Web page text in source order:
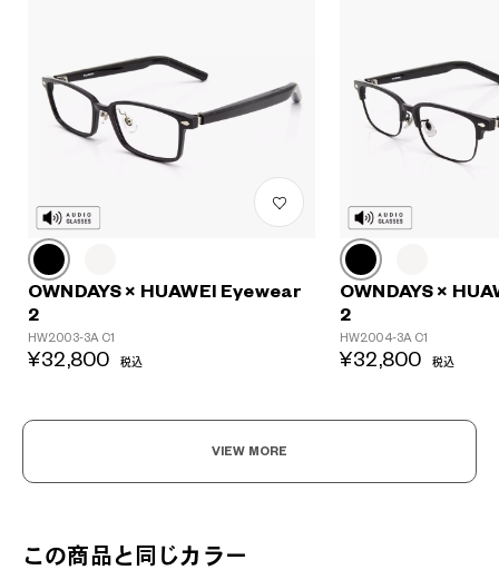
OWNDAYS × HUAWEI Eyewear
2
HW2003-3A C1
¥32,800 税込
OWNDAYS ×
2
HW2004-3A C1
¥32,800 税込
VIEW MORE
この商品と同じカラー